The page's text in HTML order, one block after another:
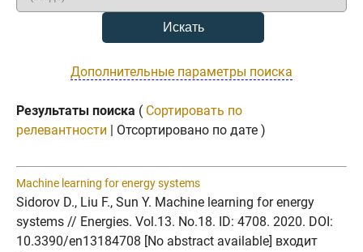
Дополнительные параметры поиска
Результаты поиска ( Сортировать по
релевантности | Отсортировано по дате )
Machine learning for energy systems
Sidorov D., Liu F., Sun Y. Machine learning for energy
systems // Energies. Vol.13. No.18. ID: 4708. 2020. DOI:
10.3390/en13184708 [No abstract available] входит